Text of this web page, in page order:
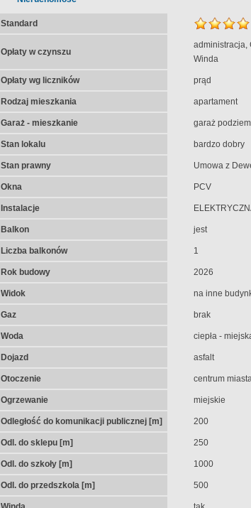
Standard
Opłaty w czynszu
administracja,
Winda
Opłaty wg liczników prąd
Rodzaj mieszkania apartament
Garaż - mieszkanie garaż
Stan lokalu bardzo dobry
Stan prawny Umowa z
Okna PCV
Instalacje
Balkon jest
Liczba balkonów 1
Rok budowy 2026
Widok na inne
Gaz brak
Woda ciepła -
Dojazd asfalt
Otoczenie centrum
Ogrzewanie miejskie
Odległość do komunikacji publicznej [m] 200
Odl. do sklepu [m] 250
Odl. do szkoły [m] 1000
Odl. do przedszkola [m] 500